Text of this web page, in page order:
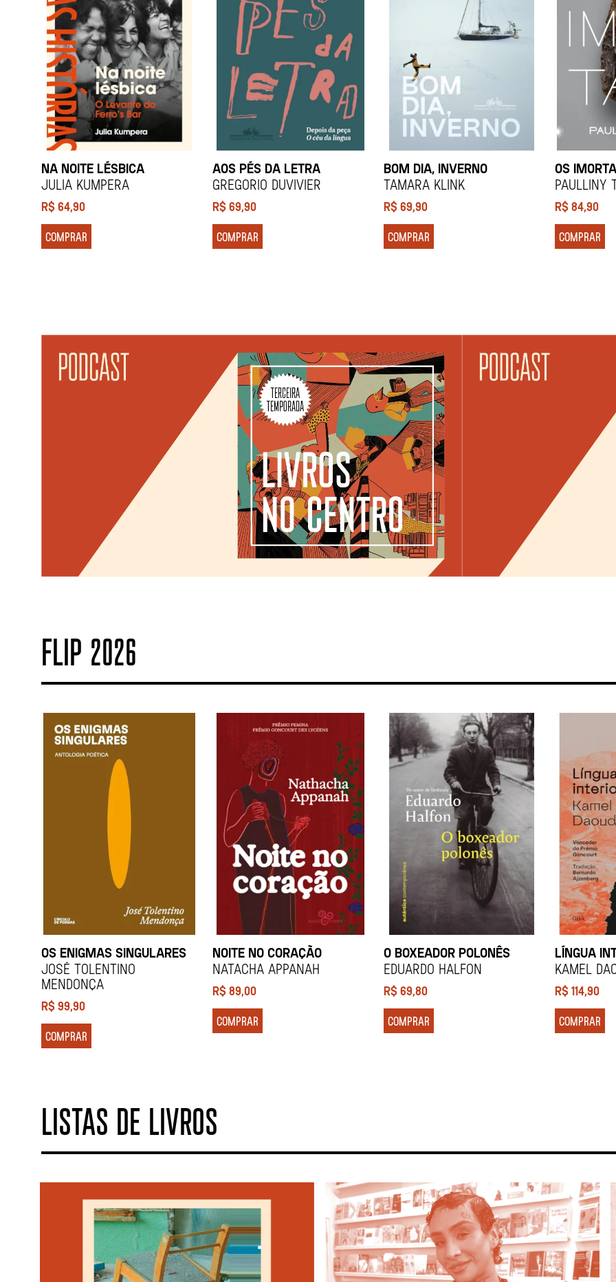
NA NOITE LÉSBICA
Julia Kumpera
R$64,90
COMPRAR
AOS PÉS DA LETRA
Gregorio Duvivier
R$69,90
COMPRAR
BOM DIA, INVERNO
Tamara Klink
R$69,90
COMPRAR
OS
Paulliny
R$84,90
COMPRAR
FLIP 2026
OS ENIGMAS SINGULARES
JOSÉ TOLENTINO
MENDONÇA
R$99,90
COMPRAR
NOITE NO CORAÇÃO
Natacha Appanah
R$89,00
COMPRAR
O BOXEADOR POLONÊS
EDUARDO HALFON
R$69,80
COMPRAR
LÍNGUA
KAMEL
R$114,90
COMPRAR
LISTAS DE LIVROS